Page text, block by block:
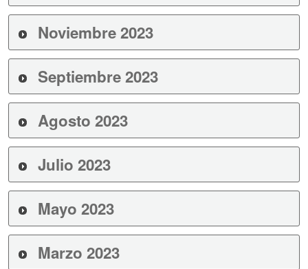
Noviembre 2023
Septiembre 2023
Agosto 2023
Julio 2023
Mayo 2023
Marzo 2023